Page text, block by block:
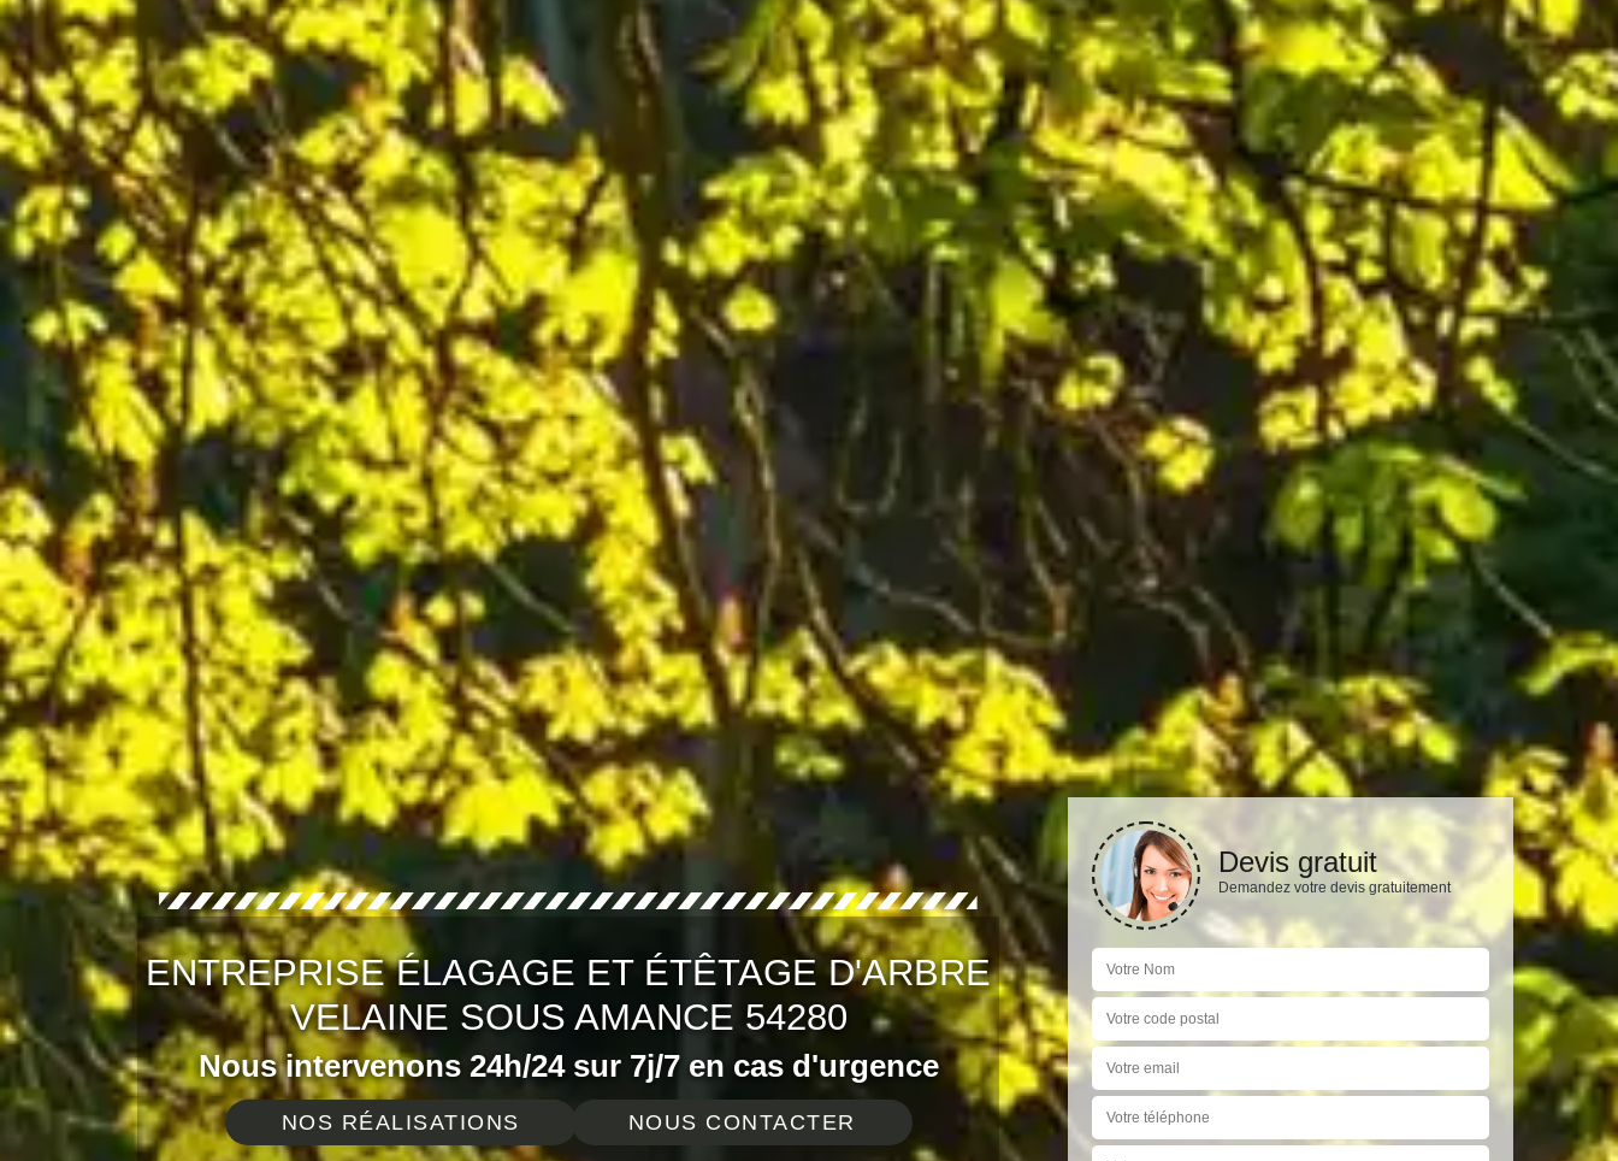
ENTREPRISE ÉLAGAGE ET ÉTÊTAGE D'ARBRE
VELAINE SOUS AMANCE 54280
Nous intervenons 24h/24 sur 7j/7 en cas d'urgence
NOS RÉALISATIONS NOUS CONTACTER
Devis gratuit
Demandez votre devis gratuitement